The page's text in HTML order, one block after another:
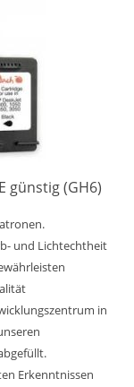
günstig (GH6)
und Lichtechtheit
in
Erkenntnissen